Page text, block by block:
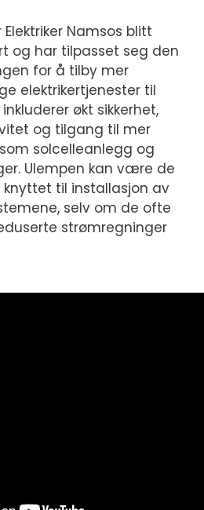
Namsos blitt
og har tilpasset seg den
for å tilby mer
elektrikertjenester til
økt sikkerhet,
og tilgang til mer
solcelleanlegg og
Ulempen kan være de
til installasjon av
selv om de ofte
strømregninger